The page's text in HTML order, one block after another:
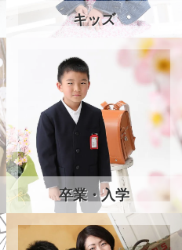
キッズ
卒業・入学